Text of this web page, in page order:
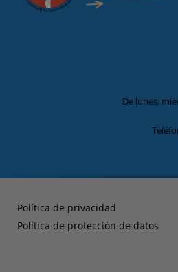
De lunes,
Política de privacidad
Política de protección de datos